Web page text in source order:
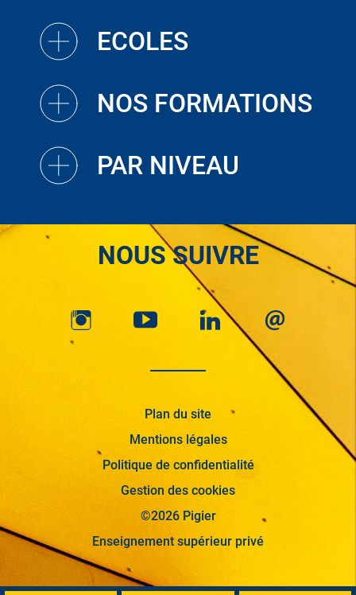
ECOLES
NOS FORMATIONS
PAR NIVEAU
NOUS SUIVRE
Plan du site
Mentions légales
Politique de confidentialité
Gestion des cookies
©2026 Pigier
Enseignement supérieur privé